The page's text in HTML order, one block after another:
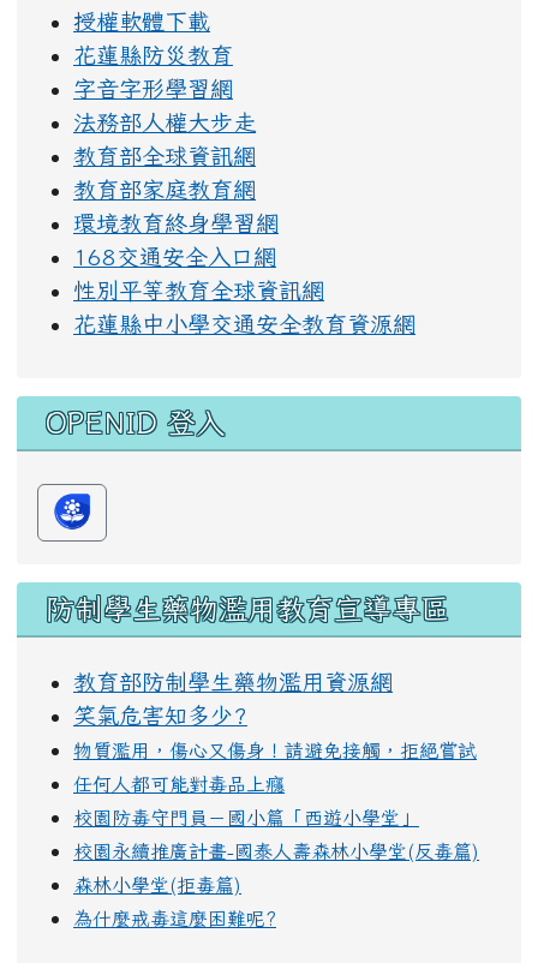
授權軟體下載
花蓮縣防災教育
字音字形學習網
法務部人權大步走
教育部全球資訊網
教育部家庭教育網
環境教育終身學習網
168交通安全入口網
性別平等教育全球資訊網
花蓮縣中小學交通安全教育資源網
OPENID 登入
防制學生藥物濫用教育宣導專區
教育部防制學生藥物濫用資源網
笑氣危害知多少?
物質濫用，傷心又傷身！請避免接觸，拒絕嘗試
任何人都可能對毒品上癮
校園防毒守門員－國小篇「西遊小學堂」
校園永續推廣計畫-國泰人壽森林小學堂(反毒篇)
森林小學堂(拒毒篇)
為什麼戒毒這麼困難呢?